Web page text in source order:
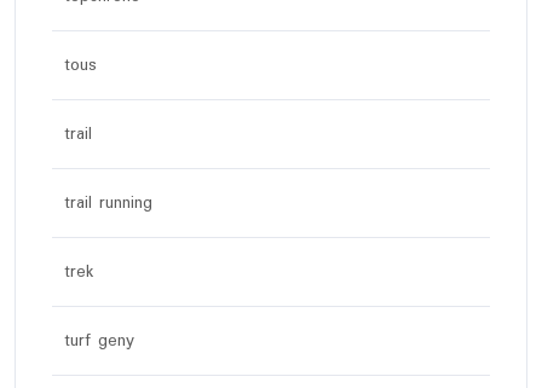
tous
trail
trail running
trek
turf geny